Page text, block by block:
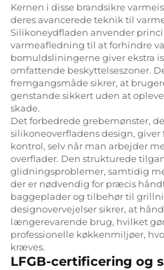
Kernen i disse brandsikre
deres avancerede teknik til
Silikoneydfladen anvender
varmeafledning til at forhindre
bomuldsliningerne giver ekstra
omfattende beskyttelseszoner.
fremgangsmåde sikrer, at
genstande sikkert uden at
skade.
Det forbedrede grebemønster,
silikoneoverfladens design,
kontrol, selv når man arbejder
overflader. Den strukturede
glidningsproblemer, samtidig
der er nødvendig for præcis
baggeplader og tilbehør til
designovervejelser sikrer, at
længerevarende brug, hvilket
professionelle køkkenmiljøer,
kræves.
LFGB-certificering og